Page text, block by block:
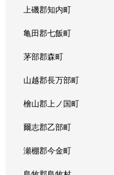
上磯郡知内町
亀田郡七飯町
茅部郡森町
山越郡長万部町
檜山郡上ノ国町
爾志郡乙部町
瀬棚郡今金町